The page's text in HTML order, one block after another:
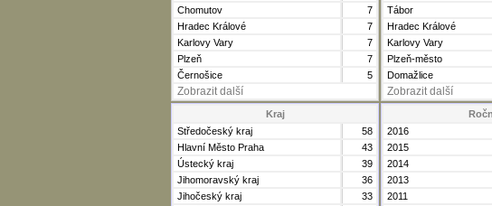
Chomutov
7
Hradec Králové
7
Karlovy Vary
7
Plzeň
7
Černošice
5
Zobrazit další
Tábor
Hradec Králové
Karlovy Vary
Plzeň-město
Domažlice
Zobrazit další
Kraj
Středočeský kraj
58
Hlavní Město Praha
43
Ústecký kraj
39
Jihomoravský kraj
36
Jihočeský kraj
33
2016
2015
2014
2013
2011